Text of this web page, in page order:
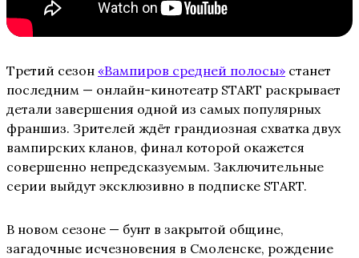
Третий сезон «Вампиров средней полосы» станет
последним — онлайн-кинотеатр START раскрывает
детали завершения одной из самых популярных
франшиз. Зрителей ждёт грандиозная схватка двух
вампирских кланов, финал которой окажется
совершенно непредсказуемым. Заключительные
серии выйдут эксклюзивно в подписке START.
В новом сезоне — бунт в закрытой общине,
загадочные исчезновения в Смоленске, рождение